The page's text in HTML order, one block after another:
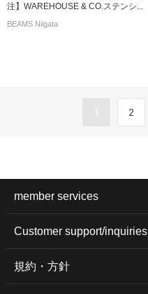
注】WAREHOUSE & CO.ステンシ...
BEAMS Niigata
1 2
member services
Customer support/inquiries
規約・方針